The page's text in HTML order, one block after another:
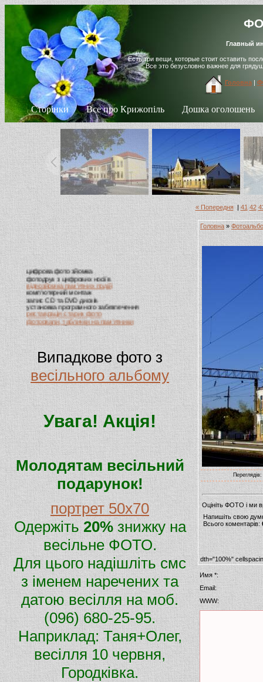
Главный
Есть три вещи, которые стоит оставить
Все это безусловно важнее для
Головна|
Сторінки Все про Крижопіль Дошка оголошень
« Попередня|41 42
цифрова фото зйомка
фотодрук з цифрових носіїв
відеозйомка пам'ятних подій
комп'ютерний монтаж
запис CD та DVD дисків
установка програмного забезпечення
реставрація старих фото
фотоовали, таблички на пам'ятники
випускні альбоми, віньєтки
виготовлення візиток
Випадкове фото з
весільного альбому
Увага! Акція!
Молодятам весільний
подарунок!
портрет 50х70
Одержіть20%знижку на
весільне ФОТО.
Для цього надішліть смс
з іменем наречених та
датою весілля на моб.
(096) 680-25-95.
Наприклад: Таня+Олег,
весілля 10 червня,
Городківка.
Головна »
Оцініть ФОТО і ми
Напишіть свою
Всього коментарів:
dth="100%"
Имя *:
Email:
WWW: